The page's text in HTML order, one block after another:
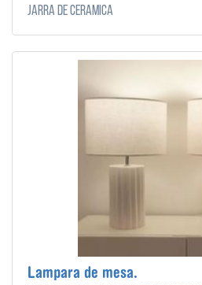
Jarra de cerámica
Lampara de mesa.